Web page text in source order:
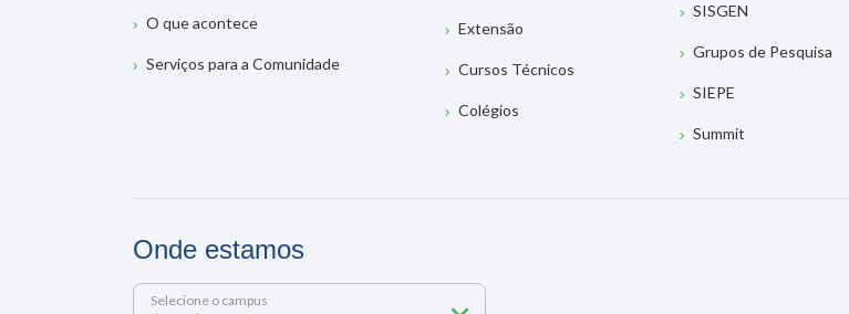
O que acontece
Serviços para a Comunidade
Extensão
Cursos Técnicos
Colégios
SISGEN
Grupos de Pesquisa
SIEPE
Summit
Onde estamos
Selecione o campus